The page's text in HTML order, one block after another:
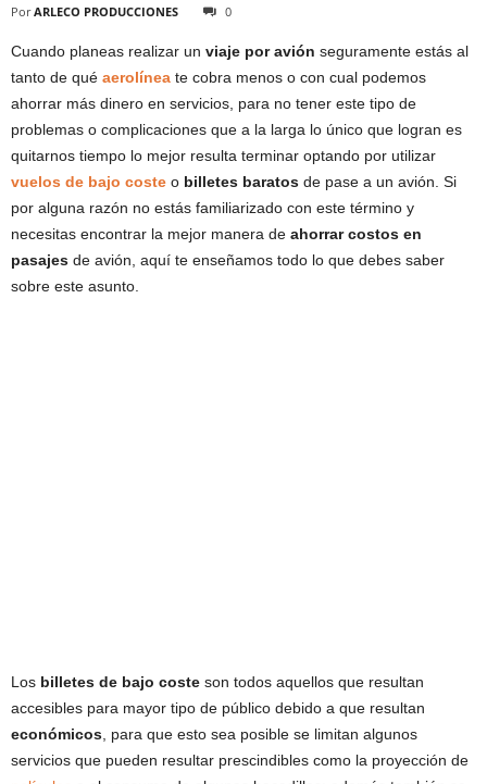
Por ARLECO PRODUCCIONES 0
Cuando planeas realizar un viaje por avión seguramente estás al
tanto de qué aerolínea te cobra menos o con cual podemos
ahorrar más dinero en servicios, para no tener este tipo de
problemas o complicaciones que a la larga lo único que logran es
quitarnos tiempo lo mejor resulta terminar optando por utilizar
vuelos de bajo coste o billetes baratos de pase a un avión. Si
por alguna razón no estás familiarizado con este término y
necesitas encontrar la mejor manera de ahorrar costos en
pasajes de avión, aquí te enseñamos todo lo que debes saber
sobre este asunto.
Los billetes de bajo coste son todos aquellos que resultan
accesibles para mayor tipo de público debido a que resultan
económicos , para que esto sea posible se limitan algunos
servicios que pueden resultar prescindibles como la proyección de